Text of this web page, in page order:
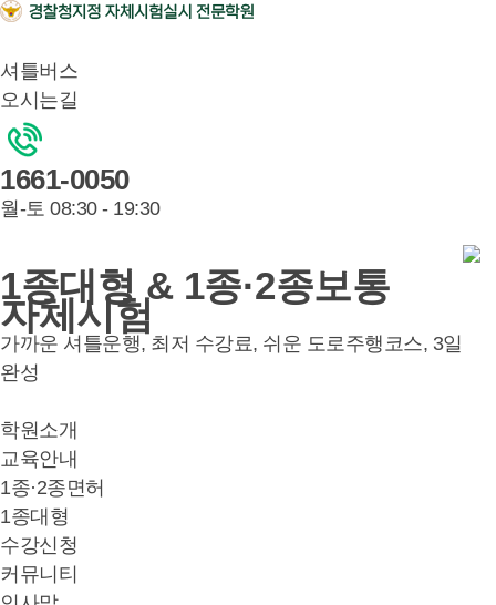
셔틀버스
오시는길
1661-0050
월-토 08:30 - 19:30
1종대형 & 1종·2종보통
자체시험
가까운 셔틀운행, 최저 수강료, 쉬운 도로주행코스, 3일
완성
학원소개
교육안내
1종·2종면허
1종대형
수강신청
커뮤니티